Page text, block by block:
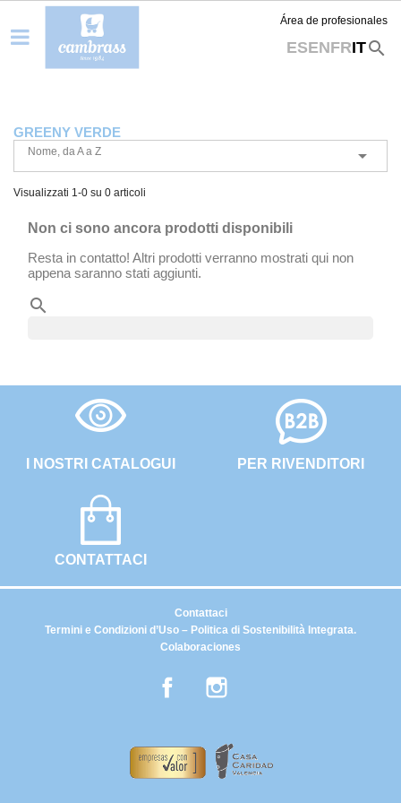
Área de profesionales
ESENFRITsearch
GREENY VERDE
Nome, da A a Z 
Visualizzati 1-0 su 0 articoli
Non ci sono ancora prodotti disponibili
Resta in contatto! Altri prodotti verranno mostrati qui non
appena saranno stati aggiunti.
search
I NOSTRI CATALOGUI
CONTATTACI
PER RIVENDITORI
Termini e Condizioni d’Uso – Politica di Sostenibilità Integrata.
Colaboraciones
Contattaci
Facebook